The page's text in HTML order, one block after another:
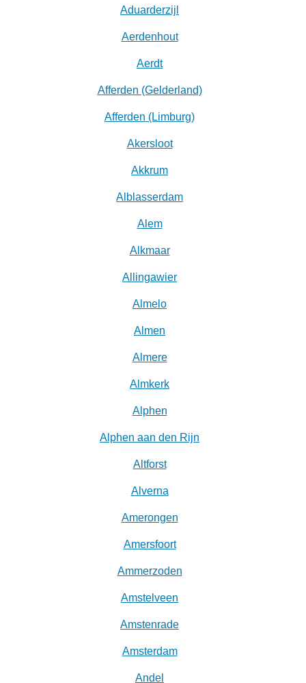
Aduarderzijl
Aerdenhout
Aerdt
Afferden (Gelderland)
Afferden (Limburg)
Akersloot
Akkrum
Alblasserdam
Alem
Alkmaar
Allingawier
Almelo
Almen
Almere
Almkerk
Alphen
Alphen aan den Rijn
Altforst
Alverna
Amerongen
Amersfoort
Ammerzoden
Amstelveen
Amstenrade
Amsterdam
Andel